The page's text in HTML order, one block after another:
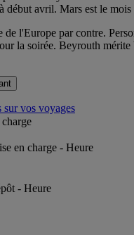
début avril. Mars est le
l'Europe par contre.
la soirée. Beyrouth
vos voyages
en charge - Heure
- Heure